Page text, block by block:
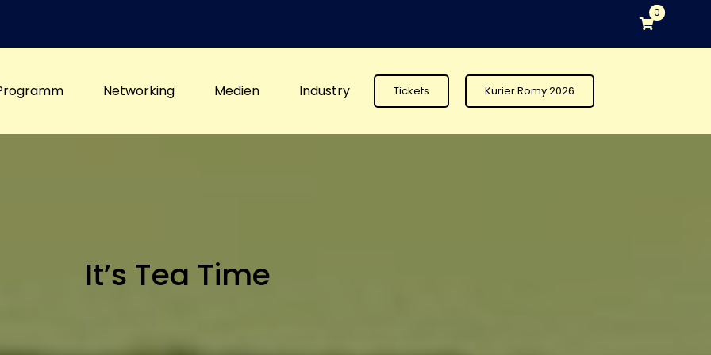
0
Networking Medien Industry Tickets Kurier Romy 2026
It’s Tea Time